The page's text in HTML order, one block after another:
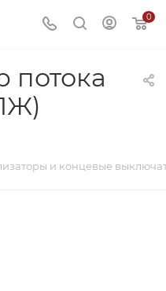
0
потока
и концевые